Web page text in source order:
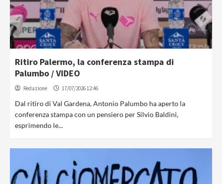
Ritiro Palermo, la conferenza stampa di
Palumbo / VIDEO
Redazione 17/07/2026 12:46
Dal ritiro di Val Gardena, Antonio Palumbo ha aperto la
conferenza stampa con un pensiero per Silvio Baldini,
esprimendo le...